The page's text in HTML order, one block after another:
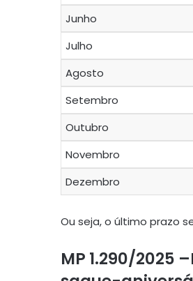
Junho
Julho
Agosto
Setembro
Outubro
Novembro
Dezembro
Ou seja, o último prazo
MP 1.290/